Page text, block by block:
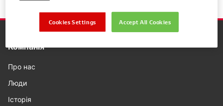
Компанія
Про нас
Люди
Історія
Accept All Cookies
Cookies Settings